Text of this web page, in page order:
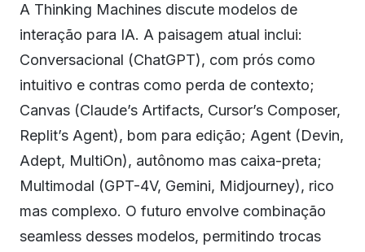
A Thinking Machines discute modelos de
interação para IA. A paisagem atual inclui:
Conversacional (ChatGPT), com prós como
intuitivo e contras como perda de contexto;
Canvas (Claude’s Artifacts, Cursor’s Composer,
Replit’s Agent), bom para edição; Agent (Devin,
Adept, MultiOn), autônomo mas caixa-preta;
Multimodal (GPT-4V, Gemini, Midjourney), rico
mas complexo. O futuro envolve combinação
seamless desses modelos, permitindo trocas